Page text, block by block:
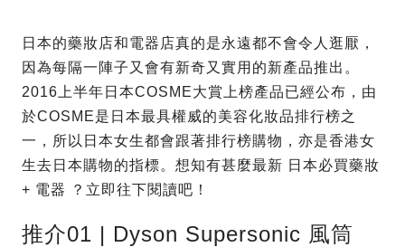
日本的藥妝店和電器店真的是永遠都不會令人逛厭，
因為每隔一陣子又會有新奇又實用的新產品推出。
2016上半年日本COSME大賞上榜產品已經公布，由
於COSME是日本最具權威的美容化妝品排行榜之
一，所以日本女生都會跟著排行榜購物，亦是香港女
生去日本購物的指標。想知有甚麼最新 日本必買藥妝
+ 電器 ？立即往下閱讀吧！
推介01 | Dyson Supersonic 風筒